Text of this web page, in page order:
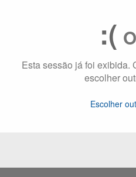
:(
Esta sessão já foi exibida.
escolher
Escolher